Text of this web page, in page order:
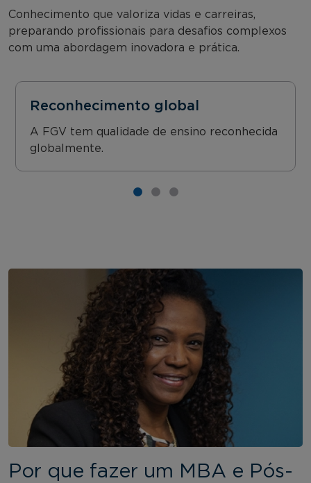
Conhecimento que valoriza vidas e carreiras,
preparando profissionais para desafios complexos
com uma abordagem inovadora e prática.
Reconhecimento global
A FGV tem qualidade de ensino reconhecida
globalmente.
Por que fazer um MBA e Pós-